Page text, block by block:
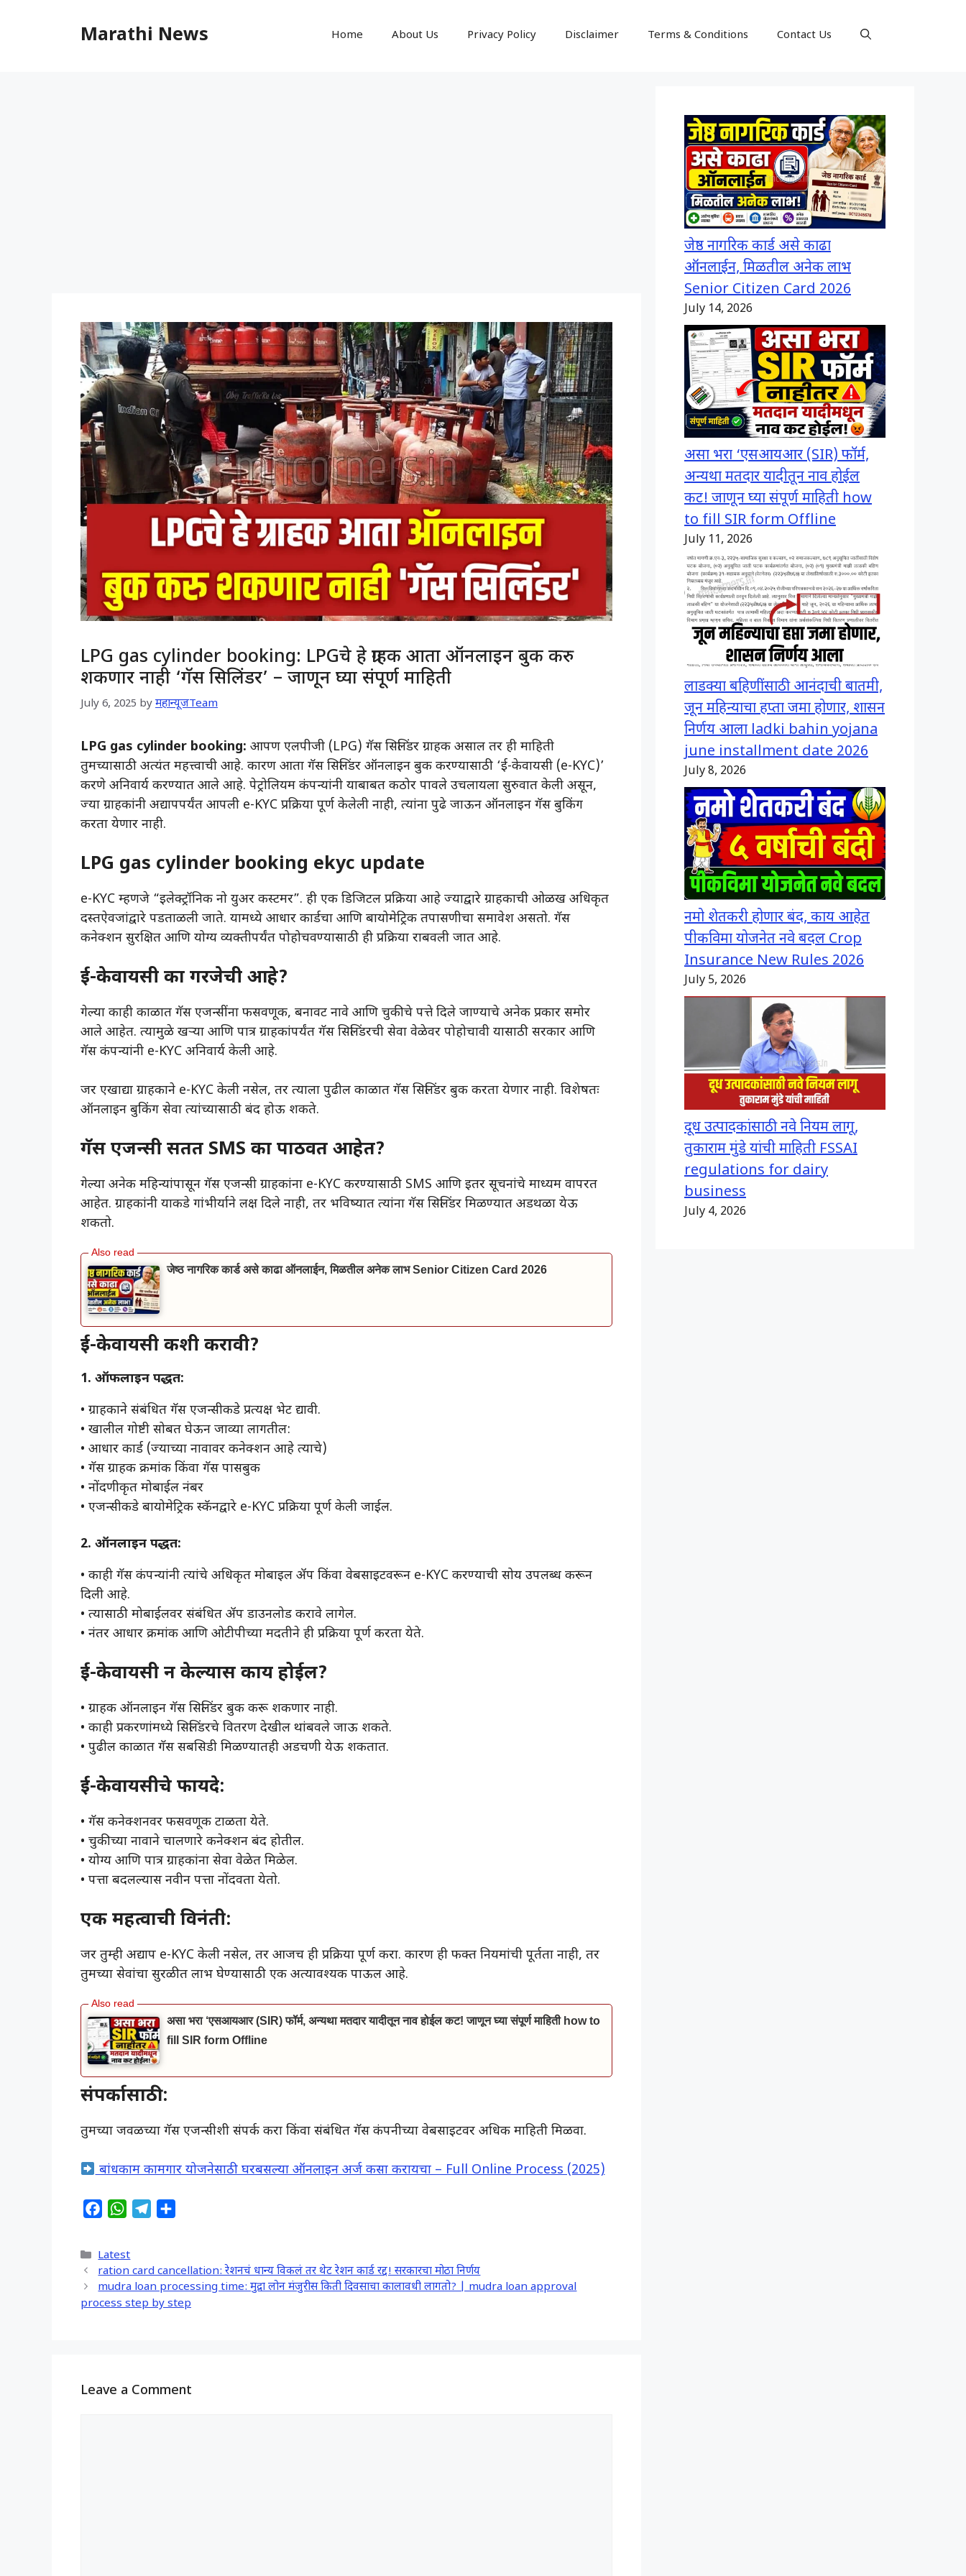
Marathi News Home About Us Privacy Policy Disclaimer Terms & Conditions Contact Us
LPG gas cylinder booking: LPGचे हे ग्राहक आता ऑनलाइन बुक करु
शकणार नाही ‘गॅस सिलिंडर’ – जाणून घ्या संपूर्ण माहिती
July 6, 2025 by महान्यूजTeam
LPG gas cylinder booking: आपण एलपीजी (LPG) गॅस सिलिंडर ग्राहक असाल तर ही माहिती
तुमच्यासाठी अत्यंत महत्त्वाची आहे. कारण आता गॅस सिलिंडर ऑनलाइन बुक करण्यासाठी ‘ई-केवायसी (e-KYC)’
करणे अनिवार्य करण्यात आले आहे. पेट्रोलियम कंपन्यांनी याबाबत कठोर पावले उचलायला सुरुवात केली असून,
ज्या ग्राहकांनी अद्यापपर्यंत आपली e-KYC प्रक्रिया पूर्ण केलेली नाही, त्यांना पुढे जाऊन ऑनलाइन गॅस बुकिंग
करता येणार नाही.
LPG gas cylinder booking ekyc update
e-KYC म्हणजे “इलेक्ट्रॉनिक नो युअर कस्टमर”. ही एक डिजिटल प्रक्रिया आहे ज्याद्वारे ग्राहकाची ओळख अधिकृत
दस्तऐवजांद्वारे पडताळली जाते. यामध्ये आधार कार्डचा आणि बायोमेट्रिक तपासणीचा समावेश असतो. गॅस
कनेक्शन सुरक्षित आणि योग्य व्यक्तीपर्यंत पोहोचवण्यासाठी ही प्रक्रिया राबवली जात आहे.
ई-केवायसी का गरजेची आहे?
गेल्या काही काळात गॅस एजन्सींना फसवणूक, बनावट नावे आणि चुकीचे पत्ते दिले जाण्याचे अनेक प्रकार समोर
आले आहेत. त्यामुळे खऱ्या आणि पात्र ग्राहकांपर्यंत गॅस सिलिंडरची सेवा वेळेवर पोहोचावी यासाठी सरकार आणि
गॅस कंपन्यांनी e-KYC अनिवार्य केली आहे.
जर एखाद्या ग्राहकाने e-KYC केली नसेल, तर त्याला पुढील काळात गॅस सिलिंडर बुक करता येणार नाही. विशेषतः
ऑनलाइन बुकिंग सेवा त्यांच्यासाठी बंद होऊ शकते.
गॅस एजन्सी सतत SMS का पाठवत आहेत?
गेल्या अनेक महिन्यांपासून गॅस एजन्सी ग्राहकांना e-KYC करण्यासाठी SMS आणि इतर सूचनांचे माध्यम वापरत
आहेत. ग्राहकांनी याकडे गांभीर्याने लक्ष दिले नाही, तर भविष्यात त्यांना गॅस सिलिंडर मिळण्यात अडथळा येऊ
शकतो.
जेष्ठ नागरिक कार्ड असे काढा ऑनलाईन, मिळतील अनेक लाभ Senior Citizen Card 2026
ई-केवायसी कशी करावी?
1. ऑफलाइन पद्धत:
• ग्राहकाने संबंधित गॅस एजन्सीकडे प्रत्यक्ष भेट द्यावी.
• खालील गोष्टी सोबत घेऊन जाव्या लागतील:
• आधार कार्ड (ज्याच्या नावावर कनेक्शन आहे त्याचे)
• गॅस ग्राहक क्रमांक किंवा गॅस पासबुक
• नोंदणीकृत मोबाईल नंबर
• एजन्सीकडे बायोमेट्रिक स्कॅनद्वारे e-KYC प्रक्रिया पूर्ण केली जाईल.
2. ऑनलाइन पद्धत:
• काही गॅस कंपन्यांनी त्यांचे अधिकृत मोबाइल ॲप किंवा वेबसाइटवरून e-KYC करण्याची सोय उपलब्ध करून
दिली आहे.
• त्यासाठी मोबाईलवर संबंधित ॲप डाउनलोड करावे लागेल.
• नंतर आधार क्रमांक आणि ओटीपीच्या मदतीने ही प्रक्रिया पूर्ण करता येते.
ई-केवायसी न केल्यास काय होईल?
• ग्राहक ऑनलाइन गॅस सिलिंडर बुक करू शकणार नाही.
• काही प्रकरणांमध्ये सिलिंडरचे वितरण देखील थांबवले जाऊ शकते.
• पुढील काळात गॅस सबसिडी मिळण्यातही अडचणी येऊ शकतात.
ई-केवायसीचे फायदे:
• गॅस कनेक्शनवर फसवणूक टाळता येते.
• चुकीच्या नावाने चालणारे कनेक्शन बंद होतील.
• योग्य आणि पात्र ग्राहकांना सेवा वेळेत मिळेल.
• पत्ता बदलल्यास नवीन पत्ता नोंदवता येतो.
एक महत्वाची विनंती:
जर तुम्ही अद्याप e-KYC केली नसेल, तर आजच ही प्रक्रिया पूर्ण करा. कारण ही फक्त नियमांची पूर्तता नाही, तर
तुमच्या सेवांचा सुरळीत लाभ घेण्यासाठी एक अत्यावश्यक पाऊल आहे.
असा भरा ‘एसआयआर (SIR) फॉर्म, अन्यथा मतदार यादीतून नाव होईल कट! जाणून घ्या संपूर्ण माहिती how to
fill SIR form Offline
संपर्कासाठी:
तुमच्या जवळच्या गॅस एजन्सीशी संपर्क करा किंवा संबंधित गॅस कंपनीच्या वेबसाइटवर अधिक माहिती मिळवा.
बांधकाम कामगार योजनेसाठी घरबसल्या ऑनलाइन अर्ज कसा करायचा – Full Online Process (2025)
e
b
o
W
t
s
A
e
g
r
r
e
Categories
Latest
ration card cancellation: रेशनचं धान्य विकलं तर थेट रेशन कार्ड रद्द! सरकारचा मोठा निर्णय
mudra loan processing time: मुद्रा लोन मंजुरीस किती दिवसाचा कालावधी लागतो? | mudra loan approval
process step by step
Leave a Comment
जेष्ठ नागरिक कार्ड असे काढा
ऑनलाईन, मिळतील अनेक लाभ
Senior Citizen Card 2026
July 14, 2026
असा भरा ‘एसआयआर (SIR) फॉर्म,
अन्यथा मतदार यादीतून नाव होईल
कट! जाणून घ्या संपूर्ण माहिती how
to fill SIR form Offline
July 11, 2026
लाडक्या बहिणींसाठी आनंदाची बातमी,
जून महिन्याचा हप्ता जमा होणार, शासन
निर्णय आला ladki bahin yojana
june installment date 2026
July 8, 2026
नमो शेतकरी होणार बंद, काय आहेत
पीकविमा योजनेत नवे बदल Crop
Insurance New Rules 2026
July 5, 2026
दूध उत्पादकांसाठी नवे नियम लागू,
तुकाराम मुंडे यांची माहिती FSSAI
regulations for dairy
business
July 4, 2026